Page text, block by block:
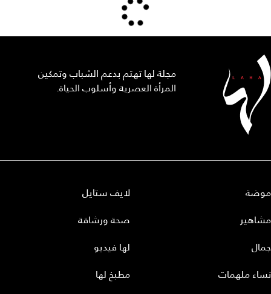
مجلة لها تهتم بدعم الشباب وتمكين
المرأة العصرية وأسلوب الحياة.
موضة
مشاهير
جمال
نساء ملهمات
لايف ستايل
صحة ورشاقة
لها فيديو
مطبخ لها